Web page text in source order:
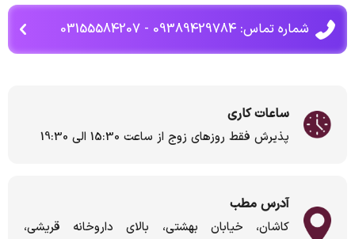
شماره تماس: 09389429784 - 03155584207
ساعات کاری
پذیرش فقط روزهای زوج از ساعت 15:30 الی 19:30
آدرس مطب
کاشان، خیابان بهشتی، بالای داروخانه قریشی،